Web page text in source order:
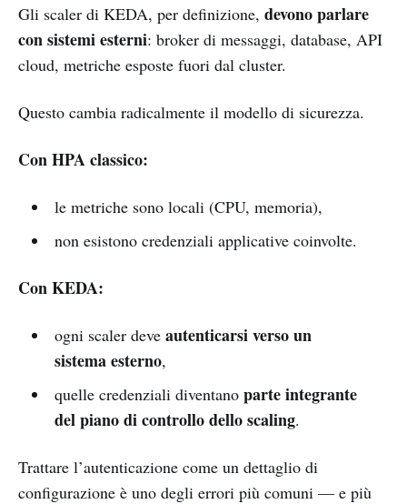
Gli scaler di KEDA, per definizione, devono parlare
con sistemi esterni: broker di messaggi, database, API
cloud, metriche esposte fuori dal cluster.
Questo cambia radicalmente il modello di sicurezza.
Con HPA classico:
le metriche sono locali (CPU, memoria),
non esistono credenziali applicative coinvolte.
Con KEDA:
ogni scaler deve autenticarsi verso un
sistema esterno,
quelle credenziali diventano parte integrante
del piano di controllo dello scaling.
Trattare l’autenticazione come un dettaglio di
configurazione è uno degli errori più comuni — e più